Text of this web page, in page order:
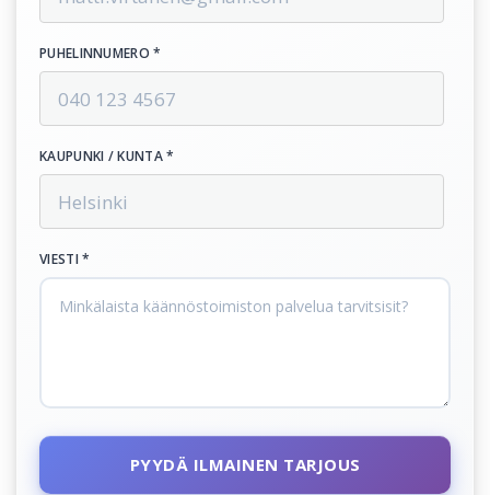
PUHELINNUMERO *
KAUPUNKI / KUNTA *
VIESTI *
PYYDÄ ILMAINEN TARJOUS